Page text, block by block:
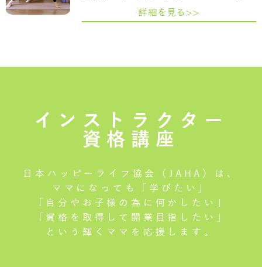
詳細を見る>>
インストラクター
資格講座
日本ハッピーライフ協会（JAHA）は、
ママになっても「学びたい」
「自分やお子様の為に何かしたい」
「資格を取得して開業目指したい」
という輝くママを応援します。